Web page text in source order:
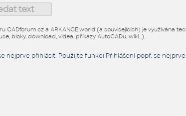
CADforum.cz a ARKANCE.world (a souvisejících) je využívána
bloky, download, videa, příkazy AutoCADu, wiki...).
nejprve přihlásit. Použijte funkci Přihlášenípopř. se